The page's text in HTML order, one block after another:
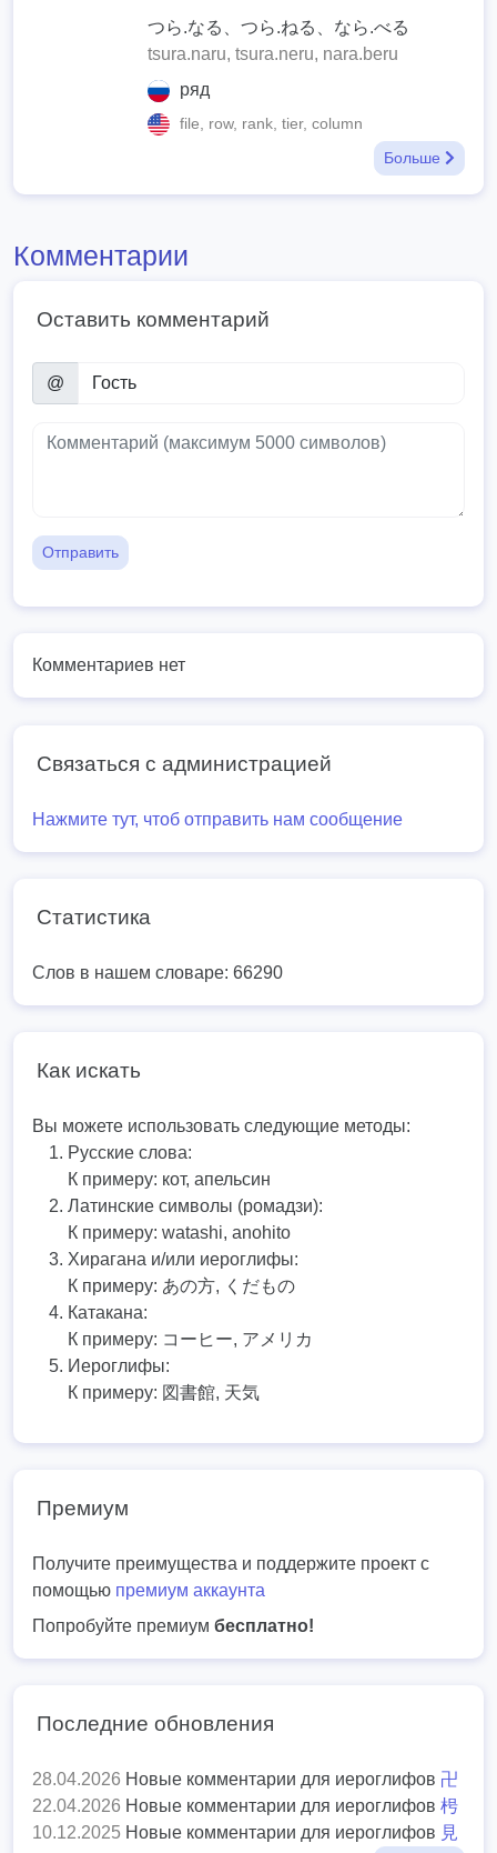
つら.なる、つら.ねる、なら.べる
tsura.naru, tsura.neru, nara.beru
ряд
file, row, rank, tier, column
Больше
Комментарии
Оставить комментарий
@
Отправить
Комментариев нет
Связаться с администрацией
Нажмите тут, чтоб отправить нам сообщение
Статистика
Слов в нашем словаре: 66290
Как искать
Вы можете использовать следующие методы:
Русские слова:
К примеру: кот, апельсин
Латинские символы (ромадзи):
К примеру: watashi, anohito
Хирагана и/или иероглифы:
К примеру: あの方, くだもの
Катакана:
К примеру: コーヒー, アメリカ
Иероглифы:
К примеру: 図書館, 天気
Премиум
Получите преимущества и поддержите проект с
помощью премиум аккаунта
Попробуйте премиум бесплатно!
Последние обновления
28.04.2026 Новые комментарии для иероглифов 卍
22.04.2026 Новые комментарии для иероглифов 枵
10.12.2025 Новые комментарии для иероглифов 見